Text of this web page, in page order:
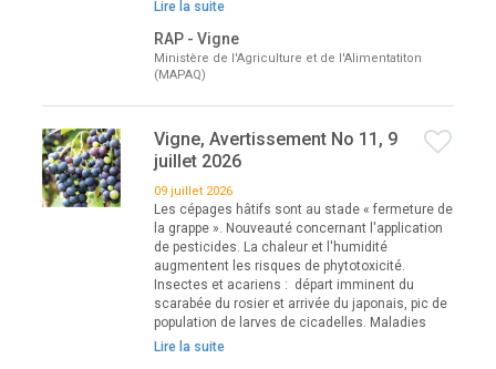
Lire la suite
RAP - Vigne
Ministère de l'Agriculture et de l'Alimentatiton
(MAPAQ)
Vigne, Avertissement No 11, 9
juillet 2026
09 juillet 2026
Les cépages hâtifs sont au stade « fermeture de
la grappe ». Nouveauté concernant l'application
de pesticides. La chaleur et l'humidité
augmentent les risques de phytotoxicité.
Insectes et acariens : départ imminent du
scarabée du rosier et arrivée du japonais, pic de
population de larves de cicadelles. Maladies
Lire la suite